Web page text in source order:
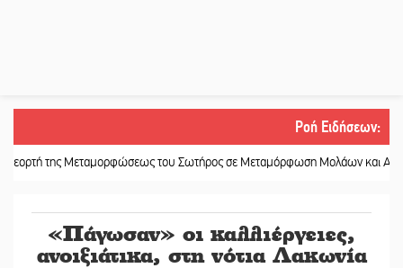
Ροή Ειδήσεων:
Μεταμορφώσεως του Σωτήρος σε Μεταμόρφωση Μολάων και Ανθοχώρι
«Πάγωσαν» οι καλλιέργειες,
ανοιξιάτικα, στη νότια Λακωνία